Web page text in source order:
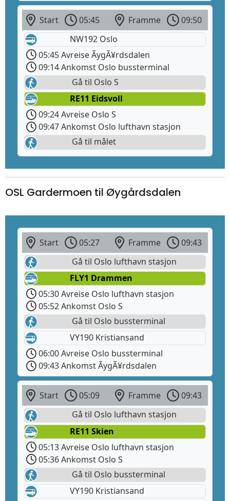
Start 05:45 Framme
09:50
NW192 Oslo
05:45 Avreise ÃygÃ¥rdsdalen
09:14 Ankomst Oslo bussterminal
Gå til Oslo S
RE11 Eidsvoll
09:24 Avreise Oslo S
09:47 Ankomst Oslo lufthavn stasjon
Gå til målet
OSL Gardermoen til Øygårdsdalen
Start 05:27 Framme
09:43
Gå til Oslo lufthavn stasjon
FLY1 Drammen
05:30 Avreise Oslo lufthavn stasjon
05:52 Ankomst Oslo S
Gå til Oslo bussterminal
VY190 Kristiansand
06:00 Avreise Oslo bussterminal
09:43 Ankomst ÃygÃ¥rdsdalen
Start 05:09 Framme
09:43
Gå til Oslo lufthavn stasjon
RE11 Skien
05:13 Avreise Oslo lufthavn stasjon
05:36 Ankomst Oslo S
Gå til Oslo bussterminal
VY190 Kristiansand